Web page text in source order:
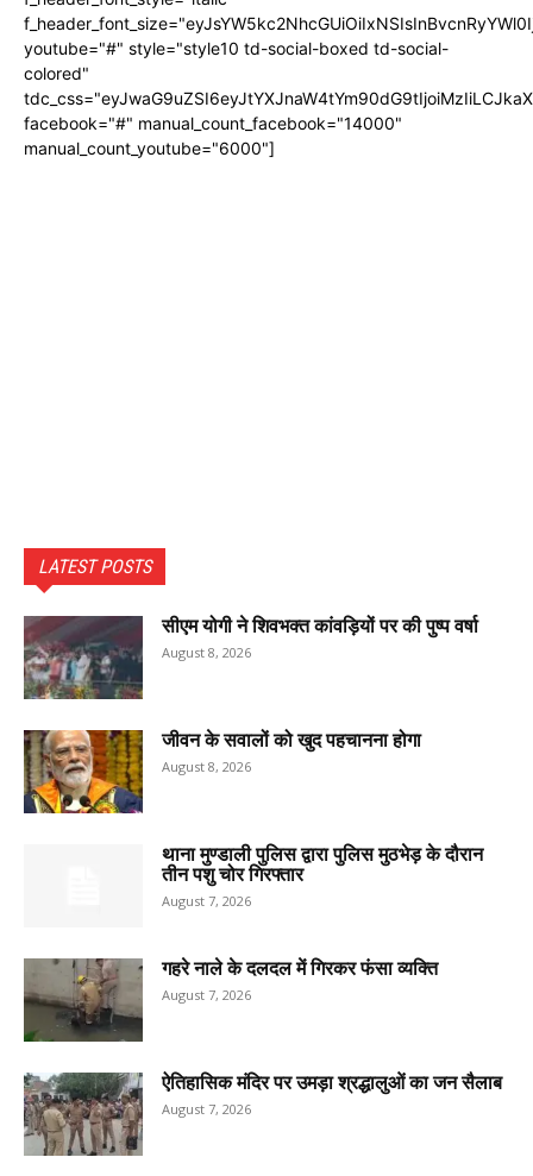
youtube="#" style="style10 td-social-boxed td-social-
colored"
facebook="#" manual_count_facebook="14000"
manual_count_youtube="6000"]
LATEST POSTS
सीएम योगी ने शिवभक्त कांवड़ियों पर की पुष्प वर्षा
August 8, 2026
जीवन के सवालों को खुद पहचानना होगा
August 8, 2026
थाना मुण्डाली पुलिस द्वारा पुलिस मुठभेड़ के दौरान
तीन पशु चोर गिरफ्तार
August 7, 2026
गहरे नाले के दलदल में गिरकर फंसा व्यक्ति
August 7, 2026
ऐतिहासिक मंदिर पर उमड़ा श्रद्धालुओं का जन सैलाब
August 7, 2026